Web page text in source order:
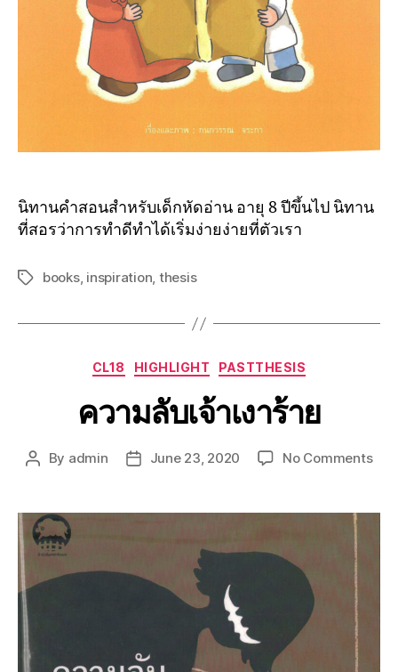
นิทานคำสอนสำหรับเด็กหัดอ่าน อายุ 8 ปีขึ้นไป นิทาน
ที่สอรว่าการทำดีทำได้เริ่มง่ายง่ายที่ตัวเรา
books, inspiration, thesis
CL18 HIGHLIGHT PASTTHESIS
ความลับเจ้าเงาร้าย
By admin June 23, 2020 No Comments